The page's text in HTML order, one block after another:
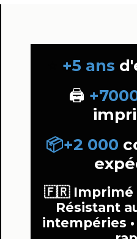
+5 ans
🖨️ +
📦+2 000
🇫🇷 Imprimé
Résistant
intempéries •